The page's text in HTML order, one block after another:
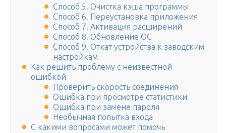
Способ 5. Очистка кэша программы
Способ 6. Переустановка приложения
Способ 7. Активация расширений
Способ 8. Обновление ОС
Способ 9. Откат устройства к заводским
настройкам
Как решить проблему с неизвестной
ошибкой
Проверить скорость соединения
Ошибка при просмотре статистики
Ошибка при замене пароля
Необычная попытка входа
С какими вопросами может помочь